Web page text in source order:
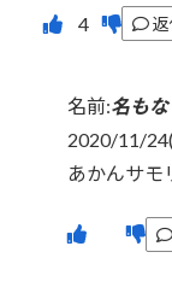
名前:名も
2020/11/
あかんサモ